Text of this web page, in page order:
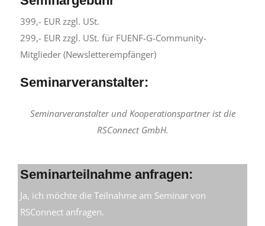
399,- EUR zzgl. USt.
299,- EUR zzgl. USt. für FUENF-G-Community-
Mitglieder (Newsletterempfänger)
Seminarveranstalter:
Seminarveranstalter und Kooperationspartner ist die
RSConnect GmbH.
Seminarteilnahme anfragen:
Ja, ich möchte die Teilnahme am Seminar von
RSConnect anfragen.